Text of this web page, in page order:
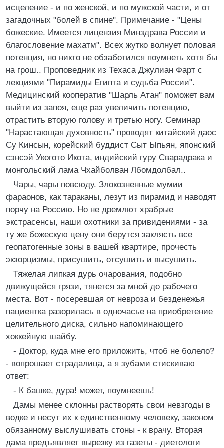
исцеление - и по женской, и по мужской части, и от
загадочных "болей в спине". Примечание - "Цены
божеские. Имеется лицензия Минздрава России и
благословение махатм". Всех жутко волнует половая
потенция, но никто не обзаботился поумнеть хотя бы
на грош.. Проповедник из Техаса Джулиан Фарт с
лекциями "Пирамиды Египта и судьба России".
Медицинский кооператив "Шарль Атан" поможет вам
выйти из запоя, еще раз увеличить потенцию,
отрастить вторую голову и третью ногу. Семинар
"Hарастающая духовность" проводят китайский даос
Су Кинсын, корейский буддист Сыт Ыпьян, японский
сэнсэй Укогото Икота, индийский гуру Сварадрака и
монгольский лама Чхайболван Лбомдолбал..
Чары, чары повсюду. Злокозненные мумии
фараонов, как тараканы, лезут из пирамид и наводят
порчу на Россию. Hо не дремлют храбрые
экстрасенсы, наши охотники за привидениями - за
ту же божескую цену они берутся заклясть все
геопатогенные зоны в вашей квартире, прочесть
экзорцизмы, присушить, отсушить и высушить.
Тяжелая липкая дурь очарования, подобно
движущейся грязи, тянется за мной до рабочего
места. Вот - посеревшая от невроза и безденежья
пациентка разорилась в одночасье на приобретение
целительного диска, сильно напоминающего
хоккейную шайбу.
- Доктор, куда мне его приложить, чтоб не болело?
- вопрошает страдалица, а я зубами стискиваю
ответ:
- К башке, дура! может, поумнеешь!
Дамы менее склонны растворять свои невзгоды в
водке и несут их к единственному человеку, законом
обязанному выслушивать стоны - к врачу. Вторая
дама предъявляет вырезку из газеты - диетологи